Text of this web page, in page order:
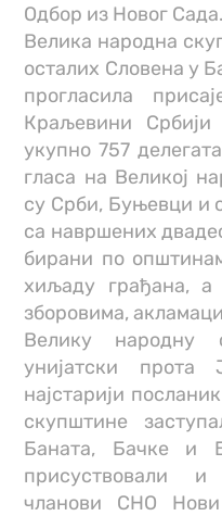
Одбор из Новог Сада.
Велика народна
осталих Словена у
прогласила
Краљевини
укупно 757
гласа на Великој
су Срби, Буњевци и
са навршених
бирани по
хиљаду грађана,
зборовима,
Велику народну
унијатски прота
најстарији
скупштине
Баната, Бачке и
присуствовали
чланови СНО